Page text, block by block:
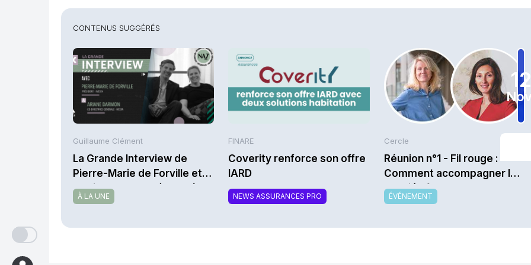
CONTENUS SUGGÉRÉS
Guillaume Clément
La Grande Interview de
Pierre-Marie de Forville et
d’Ariane Darmon (Ivesta)
À LA UNE
FINARE
Coverity renforce son offre
IARD
NEWS ASSURANCES PRO
12
Cercle
Réunion n°1 - Fil rouge :
Comment accompagner les
salariés face aux ruptures
technologiques, sociales,
ÉVÉNEMENT